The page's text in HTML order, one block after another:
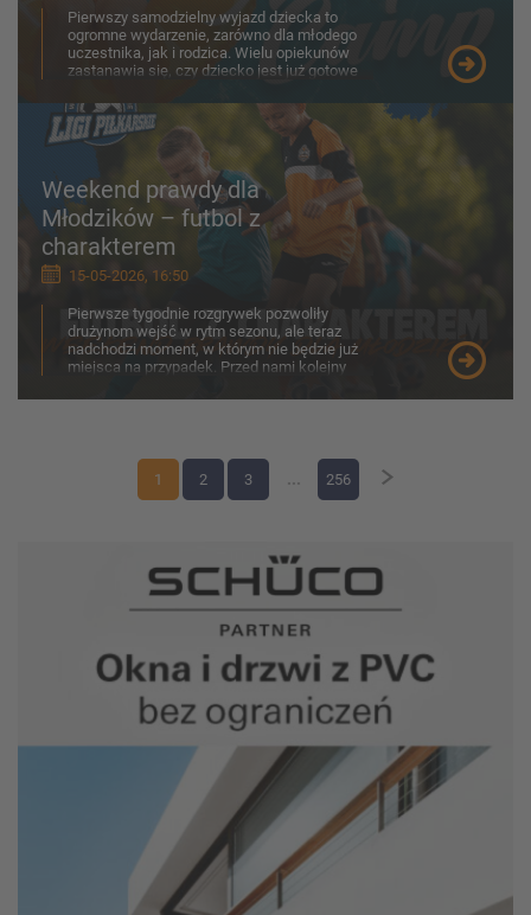
Pierwszy samodzielny wyjazd dziecka to
ogromne wydarzenie, zarówno dla młodego
uczestnika, jak i rodzica. Wielu opiekunów
zastanawia się, czy dziecko jest już gotowe
Weekend prawdy dla
Młodzików – futbol z
charakterem
15-05-2026, 16:50
Pierwsze tygodnie rozgrywek pozwoliły
drużynom wejść w rytm sezonu, ale teraz
nadchodzi moment, w którym nie będzie już
miejsca na przypadek. Przed nami kolejny
1 2 3 ... 256